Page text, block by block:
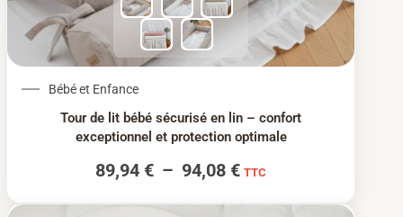
Bébé et Enfance
Tour de lit bébé sécurisé en lin – confort
exceptionnel et protection optimale
89,94 € – 94,08 € TTC